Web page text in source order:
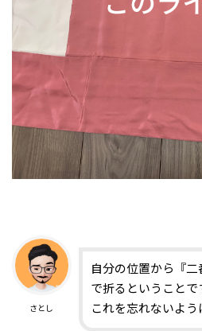
さとし
自分の位置から『二
で折るということで
これを忘れないよう